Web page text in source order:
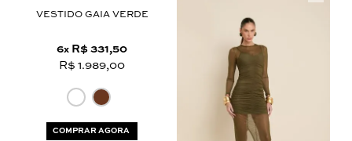
VESTIDO GAIA VERDE
6x R$ 331,50
R$ 1.989,00
COMPRAR AGORA